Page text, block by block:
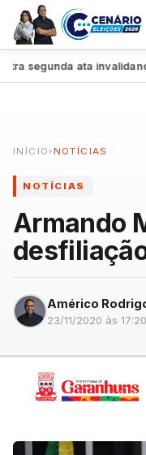
segunda ata invalidando
INÍCIO › NOTÍCIAS
NOTÍCIAS
Armando
Américo
23/11/2020 às 17:20